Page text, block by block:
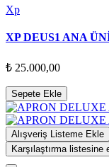
Xp
XP DEUS1 ANA
₺ 25.000,00
Sepete Ekle
Alışveriş Listeme Ekle
Karşılaştırma listesine